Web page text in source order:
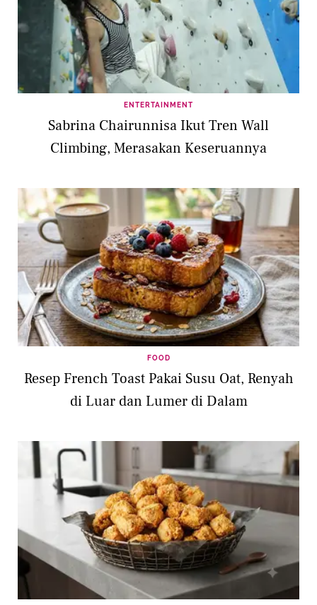
ENTERTAINMENT
Sabrina Chairunnisa Ikut Tren Wall
Climbing, Merasakan Keseruannya
FOOD
Resep French Toast Pakai Susu Oat, Renyah
di Luar dan Lumer di Dalam